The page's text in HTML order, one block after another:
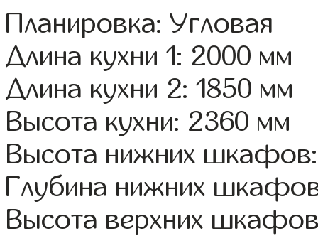
Планировка: Угловая
Длина кухни 1: 2000 мм
Длина кухни 2: 1850 мм
Высота кухни: 2360 мм
Высота нижних
Глубина нижних
Высота верхних